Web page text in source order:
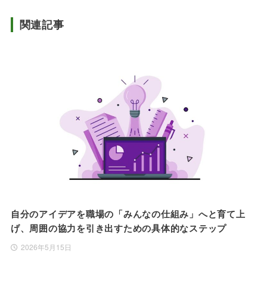
関連記事
自分のアイデアを職場の「みんなの仕組み」へと育て上
げ、周囲の協力を引き出すための具体的なステップ
2026年5月15日